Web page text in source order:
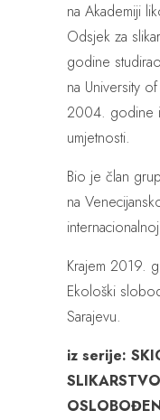
na Akademiji
Odsjek za
godine
na University
2004. godine
umjetnosti.
Bio je član
na
Krajem 2019.
Ekološki
Sarajevu.
iz serije: